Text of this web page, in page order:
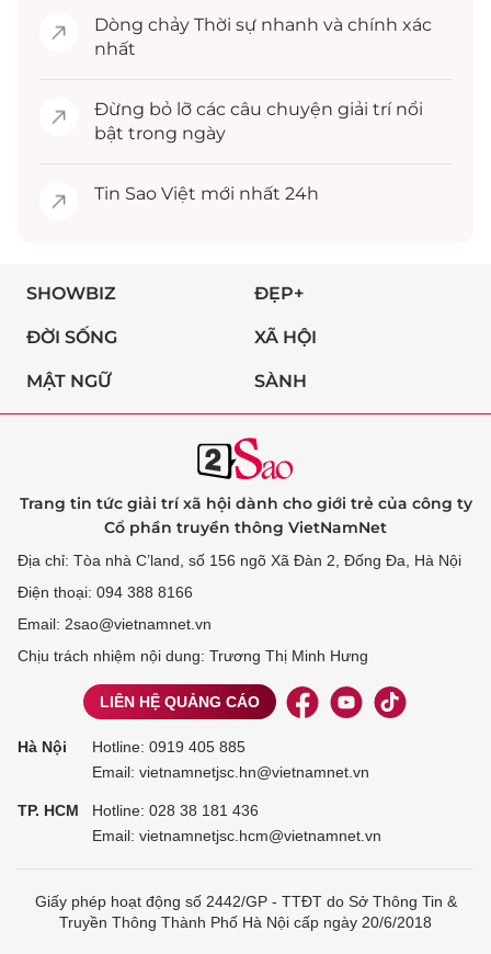
Dòng chảy Thời sự nhanh và chính xác
nhất
Đừng bỏ lỡ các câu chuyện giải trínổi
bật trong ngày
Tin Sao Việt mới nhất 24h
SHOWBIZ ĐẸP+
ĐỜI SỐNG XÃ HỘI
MẬT NGỮ SÀNH
Trang tin tức giải trí xã hội dành cho giới trẻ của công ty
Cổ phần truyền thông VietNamNet
Địa chỉ: Tòa nhà C’land, số 156 ngõ Xã Đàn 2, Đống Đa, Hà Nội
Điện thoại: 094 388 8166
Email: 2sao@vietnamnet.vn
Chịu trách nhiệm nội dung: Trương Thị Minh Hưng
LIÊN HỆ QUẢNG CÁO
Hà Nội Hotline: 0919 405 885
Email: vietnamnetjsc.hn@vietnamnet.vn
TP. HCM Hotline: 028 38 181 436
Email: vietnamnetjsc.hcm@vietnamnet.vn
Giấy phép hoạt động số 2442/GP - TTĐT do Sở Thông Tin &
Truyền Thông Thành Phố Hà Nội cấp ngày 20/6/2018